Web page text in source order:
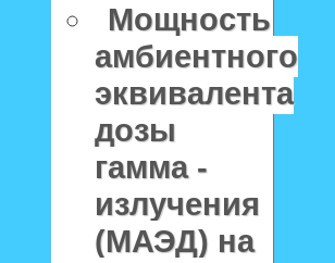
Мощность
амбиентного
эквивалента
дозы
гамма -
излучения
(МАЭД) на